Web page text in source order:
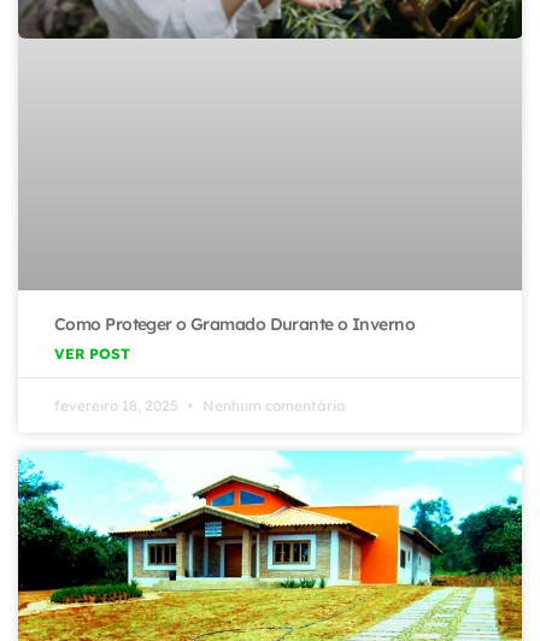
Como Proteger o Gramado Durante o Inverno
VER POST
fevereiro 18, 2025 Nenhum comentário